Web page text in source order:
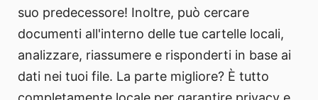
suo predecessore! Inoltre, può cercare
documenti all'interno delle tue cartelle locali,
analizzare, riassumere e risponderti in base ai
dati nei tuoi file. La parte migliore? È tutto